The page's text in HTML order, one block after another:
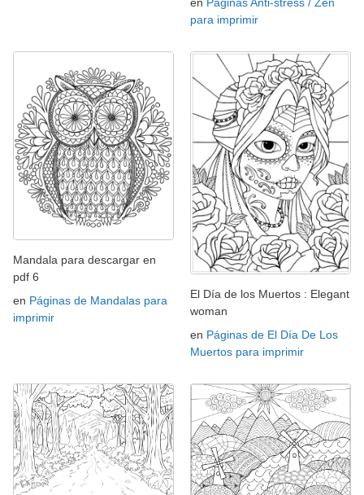
para imprimir
Mandala para descargar en
pdf 6
en Páginas de Mandalas para
imprimir
El Día de los Muertos : Elegant
woman
en Páginas de El Día De Los
Muertos para imprimir